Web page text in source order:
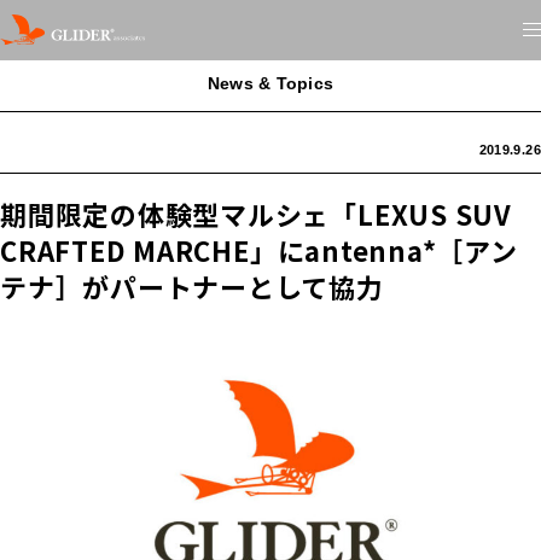
News & Topics
2019.9.26
期間限定の体験型マルシェ「LEXUS SUV
CRAFTED MARCHE」にantenna*［アン
テナ］がパートナーとして協力